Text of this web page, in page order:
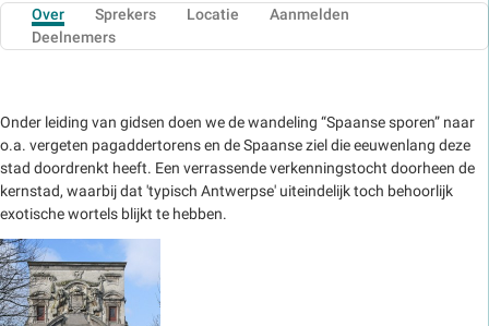
Over Sprekers Locatie
Aanmelden
Deelnemers
Onder leiding van gidsen doen we de wandeling “Spaanse sporen” naar
o.a. vergeten pagaddertorens en de Spaanse ziel die eeuwenlang deze
stad doordrenkt heeft. Een verrassende verkenningstocht doorheen de
kernstad, waarbij dat 'typisch Antwerpse' uiteindelijk toch behoorlijk
exotische wortels blijkt te hebben.